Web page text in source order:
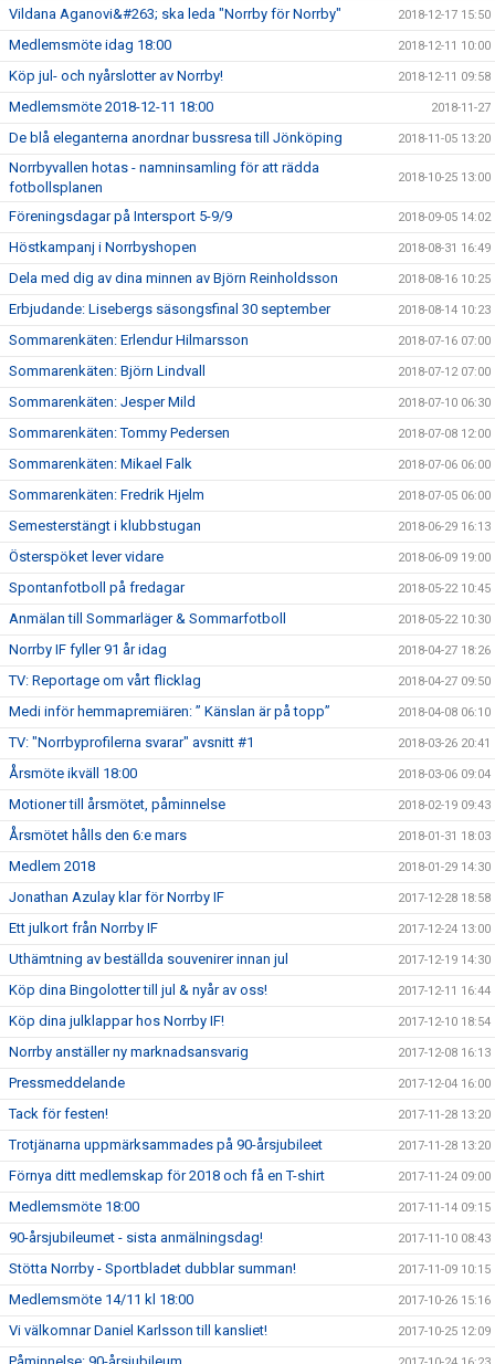
Vildana Aganovi&#263; ska leda "Norrby för Norrby" 2018-12-17 15:50
Medlemsmöte idag 18:00 2018-12-11 10:00
Köp jul- och nyårslotter av Norrby! 2018-12-11 09:58
Medlemsmöte 2018-12-11 18:00 2018-11-27
De blå eleganterna anordnar bussresa till Jönköping 2018-11-05 13:20
Norrbyvallen hotas - namninsamling för att rädda
fotbollsplanen
2018-10-25 13:00
Föreningsdagar på Intersport 5-9/9 2018-09-05 14:02
Höstkampanj i Norrbyshopen 2018-08-31 16:49
Dela med dig av dina minnen av Björn Reinholdsson 2018-08-16 10:25
Erbjudande: Lisebergs säsongsfinal 30 september 2018-08-14 10:23
Sommarenkäten: Erlendur Hilmarsson 2018-07-16 07:00
Sommarenkäten: Björn Lindvall 2018-07-12 07:00
Sommarenkäten: Jesper Mild 2018-07-10 06:30
Sommarenkäten: Tommy Pedersen 2018-07-08 12:00
Sommarenkäten: Mikael Falk 2018-07-06 06:00
Sommarenkäten: Fredrik Hjelm 2018-07-05 06:00
Semesterstängt i klubbstugan 2018-06-29 16:13
Österspöket lever vidare 2018-06-09 19:00
Spontanfotboll på fredagar 2018-05-22 10:45
Anmälan till Sommarläger & Sommarfotboll 2018-05-22 10:30
Norrby IF fyller 91 år idag 2018-04-27 18:26
TV: Reportage om vårt flicklag 2018-04-27 09:50
Medi inför hemmapremiären: ” Känslan är på topp” 2018-04-08 06:10
TV: "Norrbyprofilerna svarar" avsnitt #1 2018-03-26 20:41
Årsmöte ikväll 18:00 2018-03-06 09:04
Motioner till årsmötet, påminnelse 2018-02-19 09:43
Årsmötet hålls den 6:e mars 2018-01-31 18:03
Medlem 2018 2018-01-29 14:30
Jonathan Azulay klar för Norrby IF 2017-12-28 18:58
Ett julkort från Norrby IF 2017-12-24 13:00
Uthämtning av beställda souvenirer innan jul 2017-12-19 14:30
Köp dina Bingolotter till jul & nyår av oss! 2017-12-11 16:44
Köp dina julklappar hos Norrby IF! 2017-12-10 18:54
Norrby anställer ny marknadsansvarig 2017-12-08 16:13
Pressmeddelande 2017-12-04 16:00
Tack för festen! 2017-11-28 13:20
Trotjänarna uppmärksammades på 90-årsjubileet 2017-11-28 13:20
Förnya ditt medlemskap för 2018 och få en T-shirt 2017-11-24 09:00
Medlemsmöte 18:00 2017-11-14 09:15
90-årsjubileumet - sista anmälningsdag! 2017-11-10 08:43
Stötta Norrby - Sportbladet dubblar summan! 2017-11-09 10:15
Medlemsmöte 14/11 kl 18:00 2017-10-26 15:16
Vi välkomnar Daniel Karlsson till kansliet! 2017-10-25 12:09